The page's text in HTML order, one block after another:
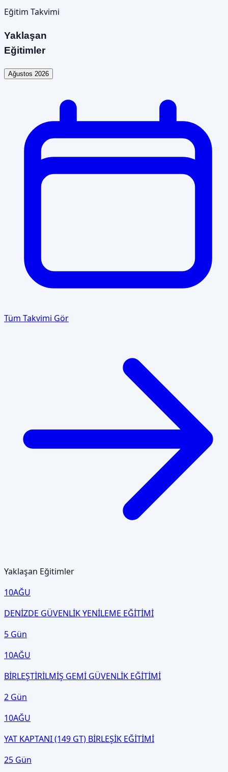
Eğitim Takvimi
Yaklaşan
Eğitimler
Ağustos 2026
Tüm Takvimi Gör
Yaklaşan Eğitimler
10AĞU
DENİZDE GÜVENLİK YENİLEME EĞİTİMİ
5 Gün
10AĞU
BİRLEŞTİRİLMİŞ GEMİ GÜVENLİK EĞİTİMİ
2 Gün
10AĞU
YAT KAPTANI (149 GT) BİRLEŞİK EĞİTİMİ
25 Gün